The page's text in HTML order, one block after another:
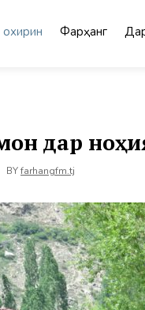
Фарҳанг
дар
BYfarhangfm.tj